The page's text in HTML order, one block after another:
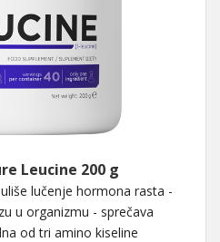
Leucine 200 g
lučenje hormona rasta -
u organizmu - sprečava
od tri amino kiseline